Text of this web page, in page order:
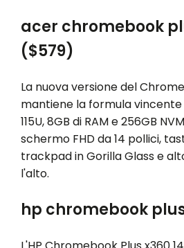
acer chromebook
($579)
La nuova versione del
mantiene la formula
115U, 8GB di RAM e 256GB
schermo FHD da 14 pollici,
trackpad in Gorilla Glass e
l'alto.
hp chromebook